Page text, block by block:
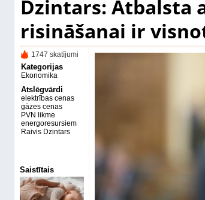
Dzintars: Atbalsta
risināšanai ir
1747 skatījumi
Kategorijas
Ekonomika
Atslēgvārdi
elektrības cenas
gāzes cenas
PVN likme
energoresursiem
Raivis Dzintars
Saistītais